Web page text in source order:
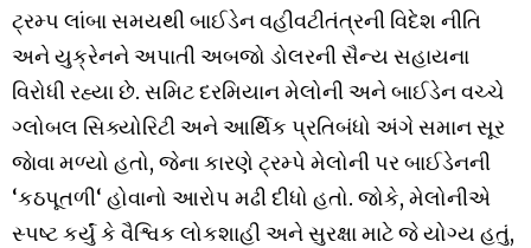
ટ્રમ્પ લાંબા સમયથી બાઈડેન વહીવટીતંત્રની વિદેશ નીતિ
અને યુક્રેનને અપાતી અબજો ડોલરની સૈન્ય સહાયના
વિરોધી રહ્યા છે. સમિટ દરમિયાન મેલોની અને બાઈડેન વચ્ચે
ગ્લોબલ સિક્યોરિટી અને આર્થિક પ્રતિબંધો અંગે સમાન સૂર
જાેવા મળ્યો હતો, જેના કારણે ટ્રમ્પે મેલોની પર બાઈડેનની
‘કઠપૂતળી‘ હોવાનો આરોપ મઢી દીધો હતો. જોકે, મેલોનીએ
સ્પષ્ટ કર્યું કે વૈશ્વિક લોકશાહી અને સુરક્ષા માટે જે યોગ્ય હતું,